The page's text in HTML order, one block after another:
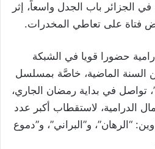
الجزائر باب الجدل واسعاً، إثر
فتاة على تعاطي المخدرات.
حضورا قويا في الشبكة
السنة الماضية، خاصَّة بمسلسل
تواصل في بداية رمضان الجاري،
الدرامية، لاستقطاب أكبر عدد
“الرهان”، و”البراني”، و”دموع